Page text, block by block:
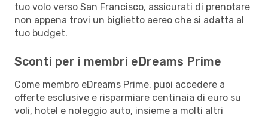
tuo volo verso San Francisco, assicurati di prenotare
non appena trovi un biglietto aereo che si adatta al
tuo budget.
Sconti per i membri eDreams Prime
Come membro eDreams Prime, puoi accedere a
offerte esclusive e risparmiare centinaia di euro su
voli, hotel e noleggio auto, insieme a molti altri